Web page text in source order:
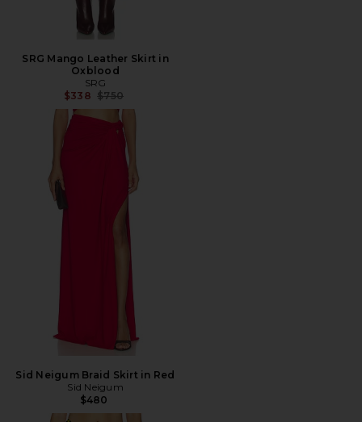
SRG Mango Leather Skirt in
Oxblood
SRG
$338 Precio anterior:
$750
Sid Neigum Braid Skirt in Red
Sid Neigum
$480